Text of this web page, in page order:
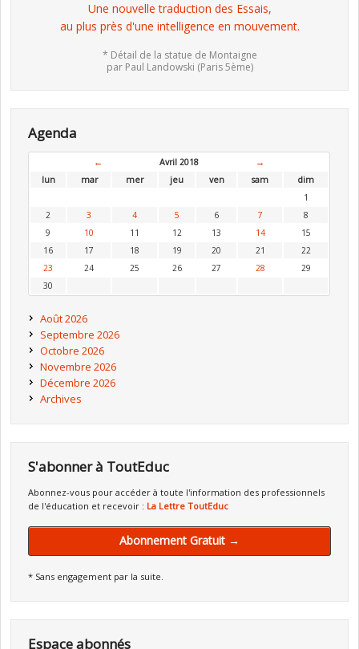
Une nouvelle traduction des Essais,
au plus près d'une intelligence en mouvement.
* Détail de la statue de Montaigne
par Paul Landowski (Paris 5ème)
Agenda
← Avril 2018
→
lun
mar mer jeu ven sam
dim
1
2
3 4 5 6 7
8
9
10 11 12 13 14
15
16
17 18 19 20 21
22
23
24 25 26 27 28
29
30
Août 2026
Septembre 2026
Octobre 2026
Novembre 2026
Décembre 2026
Archives
S'abonner à ToutEduc
Abonnez-vous pour accéder à toute l'information des professionnels
de l'éducation et recevoir : La Lettre ToutEduc
Abonnement Gratuit →
* Sans engagement par la suite.
Espace abonnés